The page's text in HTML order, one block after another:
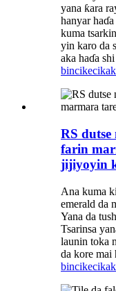
yana ƙara
hanyar
kuma
yin karo da
aka haɗa
bincike
RS
farin
jijiyoyin
Ana kuma
emerald da
Yana da
Tsarinsa
launin toka
da kore mai
bincike